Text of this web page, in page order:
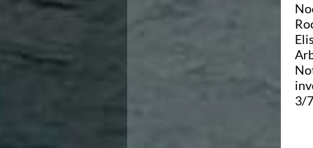
Ricerca Scuole Nuoto
3/